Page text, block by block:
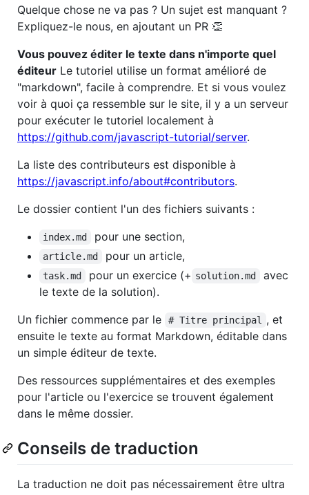
Quelque chose ne va pas ? Un sujet est manquant ?
Expliquez-le nous, en ajoutant un PR 👏
Vous pouvez éditer le texte dans n'importe quel
éditeur Le tutoriel utilise un format amélioré de
"markdown", facile à comprendre. Et si vous voulez
voir à quoi ça ressemble sur le site, il y a un serveur
pour exécuter le tutoriel localement à
https://github.com/javascript-tutorial/server.
La liste des contributeurs est disponible à
https://javascript.info/about#contributors.
Le dossier contient l'un des fichiers suivants :
index.md pour une section,
article.md pour un article,
task.md pour un exercice (+ solution.md
avec
le texte de la solution).
Un fichier commence par le
# Titre principal
, et
ensuite le texte au format Markdown, éditable dans
un simple éditeur de texte.
Des ressources supplémentaires et des exemples
pour l'article ou l'exercice se trouvent également
dans le même dossier.
Conseils de traduction
La traduction ne doit pas nécessairement être ultra